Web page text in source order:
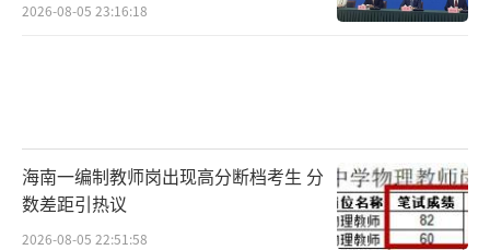
2026-08-05 23:16:18
海南一编制教师岗出现高分断档考生 分
数差距引热议
2026-08-05 22:51:58